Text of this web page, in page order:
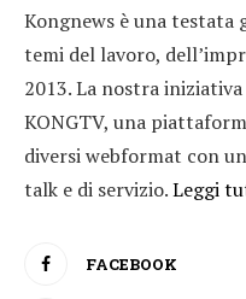
Kongnews è una testata
temi del lavoro,
2013. La nostra
KONGTV, una
diversi webformat con
talk e di servizio.Leggi
FACEBOOK